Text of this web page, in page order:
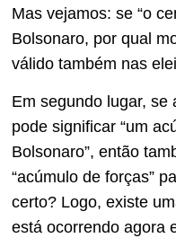
Mas vejamos: se “o
Bolsonaro, por qual
válido também nas
Em segundo lugar, se
pode significar “um
Bolsonaro”, então
“acúmulo de forças”
certo? Logo, existe
está ocorrendo agora